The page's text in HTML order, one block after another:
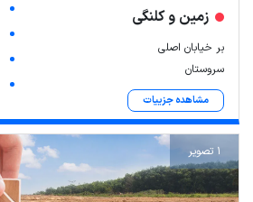
زمین و کلنگی
بر خیابان اصلی
سروستان
مشاهده جزییات
1 تصویر